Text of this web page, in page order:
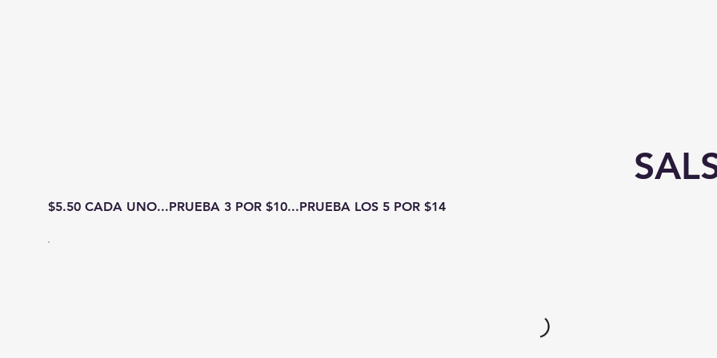
$5.50 CADA UNO...PRUEBA 3 POR $10...PRUEBA LOS 5 POR $14